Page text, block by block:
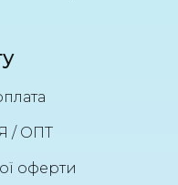
/ ОПТ
оферти